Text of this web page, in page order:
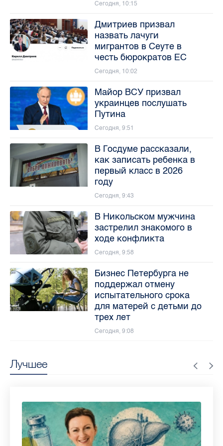
Лучшее
Сегодня, 10:15
Дмитриев призвал
назвать лачуги
мигрантов в Сеуте в
честь бюрократов ЕС
Сегодня, 10:02
Майор ВСУ призвал
украинцев послушать
Путина
Сегодня, 9:51
В Госдуме рассказали,
как записать ребенка в
первый класс в 2026
году
Сегодня, 9:43
В Никольском мужчина
застрелил знакомого в
ходе конфликта
Сегодня, 9:58
Бизнес Петербурга не
поддержал отмену
испытательного срока
для матерей с детьми до
трех лет
Сегодня, 9:08